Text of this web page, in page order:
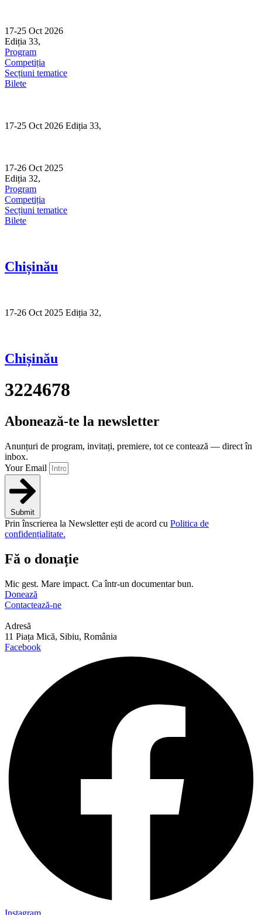
content
17-25 Oct 2026
Ediția 33,
Program
Competiția
Secțiuni tematice
Bilete
17-25 Oct 2026 Ediția 33,
17-26 Oct 2025
Ediția 32,
Program
Competiția
Secțiuni tematice
Bilete
Chișinău
17-26 Oct 2025 Ediția 32,
Chișinău
3224678
Abonează-te la newsletter
Anunțuri de program, invitați, premiere, tot ce contează — direct în
inbox.
Your Email
Submit
Prin înscrierea la Newsletter ești de acord cu Politica de
confidențialitate.
Fă o donație
Mic gest. Mare impact. Ca într-un documentar bun.
Donează
Contactează-ne
Adresă
11 Piața Mică, Sibiu, România
Facebook
Instagram